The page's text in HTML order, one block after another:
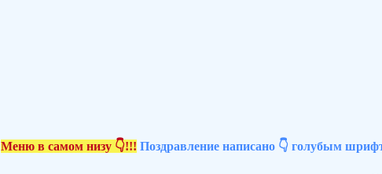
Меню в самом низу 👇!!! Поздравление написано 👇 голубым